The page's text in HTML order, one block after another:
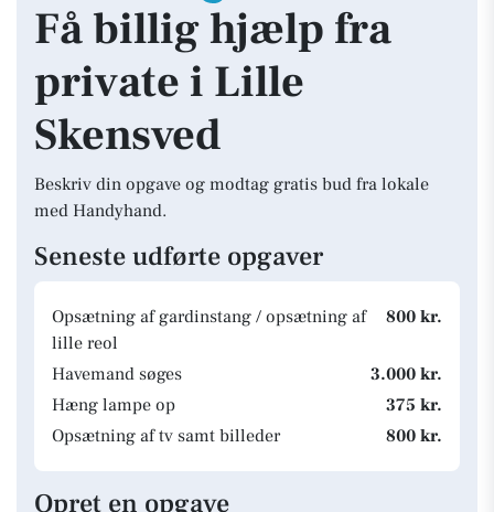
Få billig hjælp fra
private i Lille
Skensved
Beskriv din opgave og modtag gratis bud fra lokale
med Handyhand.
Seneste udførte opgaver
Opsætning af gardinstang / opsætning af
lille reol
800 kr.
Havemand søges
3.000 kr.
Hæng lampe op
375 kr.
Opsætning af tv samt billeder
800 kr.
Opret en opgave